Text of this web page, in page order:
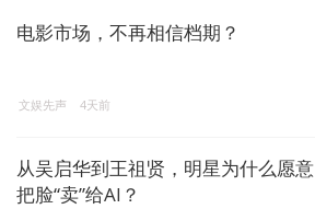
电影市场，不再相信档期？
文娱先声 4天前
从吴启华到王祖贤，明星为什么愿意
把脸“卖”给AI？